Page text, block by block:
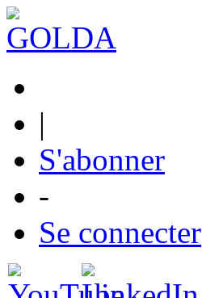
|
S'abonner
-
Se connecter